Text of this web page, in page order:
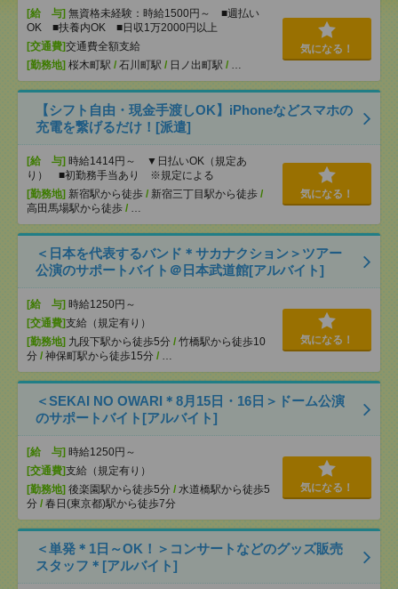
[給 与] 無資格未経験：時給1500円～ ■週払い
OK ■扶養内OK ■日収1万2000円以上
[交通費]交通費全額支給
[勤務地] 桜木町駅 / 石川町駅 / 日ノ出町駅 / …
気になる！
【シフト自由・現金手渡しOK】iPhoneなどスマホの
充電を繋げるだけ！[派遣]
[給 与] 時給1414円～ ▼日払いOK（規定あ
り） ■初勤務手当あり ※規定による
[勤務地] 新宿駅から徒歩 / 新宿三丁目駅から徒歩 /
高田馬場駅から徒歩 / …
気になる！
＜日本を代表するバンド＊サカナクション＞ツアー
公演のサポートバイト＠日本武道館[アルバイト]
[給 与] 時給1250円～
[交通費]支給（規定有り）
[勤務地] 九段下駅から徒歩5分 / 竹橋駅から徒歩10
分 / 神保町駅から徒歩15分 / …
気になる！
＜SEKAI NO OWARI＊8月15日・16日＞ドーム公演
のサポートバイト[アルバイト]
[給 与] 時給1250円～
[交通費]支給（規定有り）
[勤務地] 後楽園駅から徒歩5分 / 水道橋駅から徒歩5
分 / 春日(東京都)駅から徒歩7分
気になる！
＜単発＊1日～OK！＞コンサートなどのグッズ販売
スタッフ＊[アルバイト]